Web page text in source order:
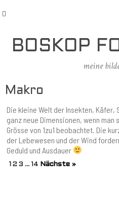
BOSKOP
meine
Makro
Die kleine Welt der Insekten, Käfer,
ganz neue Dimensionen, wenn
Grösse von 1zu1 beobachtet. Die
der Lebewesen und der Wind
Geduld und Ausdauer
1 2 3 … 14 Nächste »